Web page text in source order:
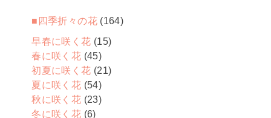
■四季折々の花(164)
早春に咲く花 (15)
春に咲く花 (45)
初夏に咲く花 (21)
夏に咲く花 (54)
秋に咲く花 (23)
冬に咲く花 (6)